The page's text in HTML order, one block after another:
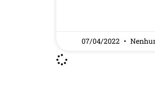
07/04/2022